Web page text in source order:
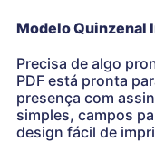
Modelo Quinzenal
Precisa de algo
PDF está pronta
presença com
simples, campos
design fácil de